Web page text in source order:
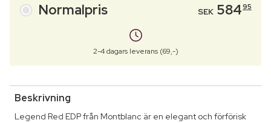
Normalpris SEK 58495
2-4 dagars leverans (69,-)
Beskrivning
Legend Red EDP från Montblanc är en elegant och förförisk